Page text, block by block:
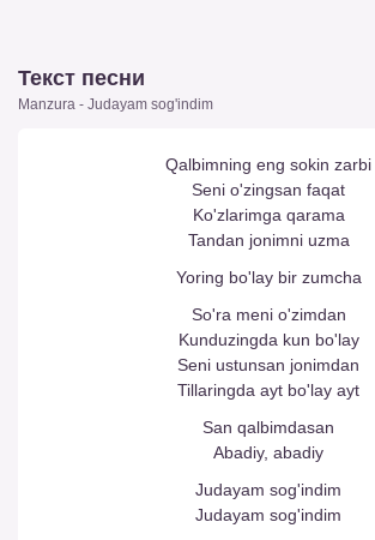
Текст песни
Manzura - Judayam sog'indim
Qalbimning eng sokin zarbi
Seni o'zingsan faqat
Ko'zlarimga qarama
Tandan jonimni uzma
Yoring bo'lay bir zumcha
So'ra meni o'zimdan
Kunduzingda kun bo'lay
Seni ustunsan jonimdan
Tillaringda ayt bo'lay ayt
San qalbimdasan
Abadiy, abadiy
Judayam sog'indim
Judayam sog'indim